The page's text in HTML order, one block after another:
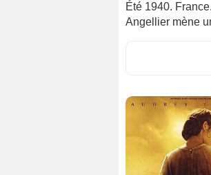
Été 1940.
Angellier mène